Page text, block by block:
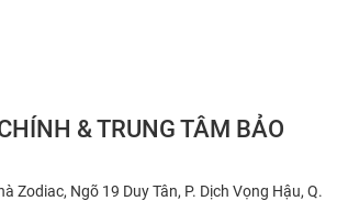
& TRUNG TÂM BẢO
Zodiac, Ngõ 19 Duy Tân, P. Dịch Vọng Hậu, Q.